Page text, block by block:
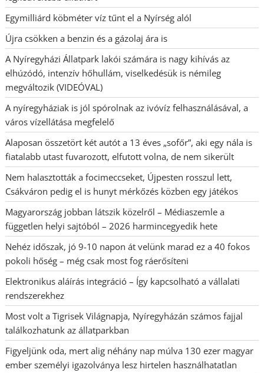
Egymilliárd köbméter víz tűnt el a Nyírség alól
Újra csökken a benzin és a gázolaj ára is
A Nyíregyházi Állatpark lakói számára is nagy kihívás az
elhúzódó, intenzív hőhullám, viselkedésük is némileg
megváltozik (VIDEÓVAL)
A nyíregyháziak is jól spórolnak az ivóvíz felhasználásával, a
város vízellátása megfelelő
Alaposan összetört két autót a 13 éves „sofőr”, aki egy nála is
fiatalabb utast fuvarozott, elfutott volna, de nem sikerült
Nem halasztották a focimeccseket, Újpesten rosszul lett,
Csákváron pedig el is hunyt mérkőzés közben egy játékos
Magyarország jobban látszik közelről – Médiaszemle a
független helyi sajtóból – 2026 harmincegyedik hete
Nehéz időszak, jó 9-10 napon át velünk marad ez a 40 fokos
pokoli hőség – még csak most fog ráerősíteni
Elektronikus aláírás integráció – Így kapcsolható a vállalati
rendszerekhez
Most volt a Tigrisek Világnapja, Nyíregyházán számos fajjal
találkozhatunk az állatparkban
Figyeljünk oda, mert alig néhány nap múlva 130 ezer magyar
ember személyi igazolványa lesz hirtelen használhatatlan